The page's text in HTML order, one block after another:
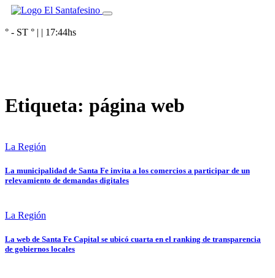
° - ST ° | | 17:44hs
Etiqueta: página web
La Región
La municipalidad de Santa Fe invita a los comercios a participar de un
relevamiento de demandas digitales
La Región
La web de Santa Fe Capital se ubicó cuarta en el ranking de transparencia
de gobiernos locales